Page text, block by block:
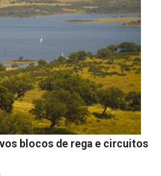
blocos de rega e circuitos